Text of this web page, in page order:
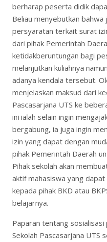
berharap peserta didik
Beliau menyebutkan bahwa
persyaratan terkait surat
dari pihak Pemerintah
ketidakberuntungan bagi
melanjutkan kuliahnya
adanya kendala tersebut.
menjelaskan maksud dari
Pascasarjana UTS ke
ini ialah selain ingin
bergabung, ia juga ingin
izin yang dapat dengan
pihak Pemerintah Daerah
Pihak sekolah akan
aktif mahasiswa yang
kepada pihak BKD atau
belajarnya.
Paparan tentang
Sekolah Pascasarjana UTS